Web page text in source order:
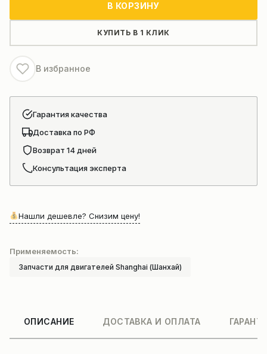
вала
двигателя
DONG
110-
900+A
D02A-
112-
В КОРЗИНУ
КУПИТЬ В 1 КЛИК
В избранное
Гарантия качества
Доставка по РФ
Возврат 14 дней
Консультация эксперта
Нашли дешевле? Снизим цену!
Применяемость:
Запчасти для двигателей Shanghai (Шанхай)
ОПИСАНИЕ ДОСТАВКА И ОПЛАТА